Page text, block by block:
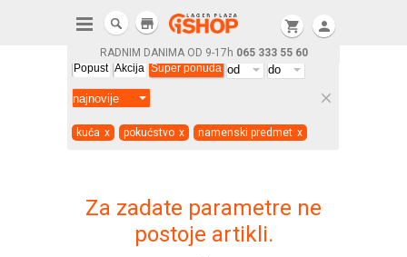
RADNIM DANIMA OD 9-17h 065 333 55 60
shopping_cart person
store
Popust Akcija Super ponuda
clear
kuća x pokućstvo x namenski predmet x
Za zadate parametre ne
postoje artikli.